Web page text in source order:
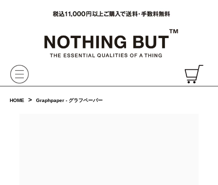
HOME > Graphpaper - グラフペーパー